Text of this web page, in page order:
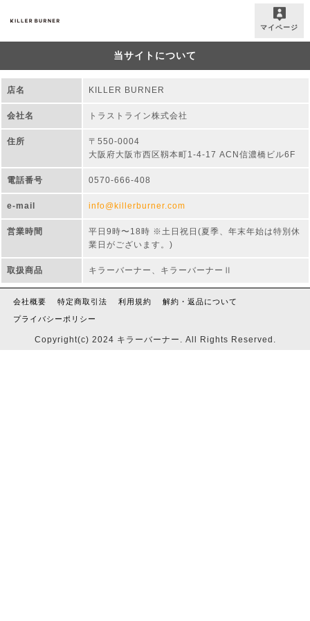
マイページ
当サイトについて
店名 KILLER BURNER
会社名 トラストライン株式会社
住所
〒550-0004
大阪府大阪市西区靱本町1-4-17 ACN信濃橋ビル6F
電話番号 0570-666-408
e-mail info@killerburner.com
営業時間
平日9時〜18時 ※土日祝日(夏季、年末年始は特別休
業日がございます。)
取扱商品 キラーバーナー、キラーバーナーⅡ
会社概要 特定商取引法 利用規約 解約・返品について
プライバシーポリシー
Copyright(c) 2024 キラーバーナー. All Rights Reserved.